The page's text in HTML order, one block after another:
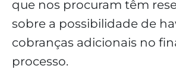
que nos procuram têm
sobre a possibilidade de
cobranças adicionais no
processo.